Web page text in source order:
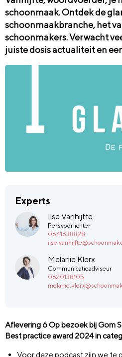
schoonmaak. Ontdek de
schoonmaakbranche, het
schoonmakers. Verwacht
juiste dosis actualiteit en
Experts
Ilse Vanhijfte
Persvoorlichter
0641638828
Melanie Klerx
Communicatieadviseur
0620138105
Aflevering 6 Op bezoek bij Gom
Best practice award 2024 in
Voor deze podcast zijn we te